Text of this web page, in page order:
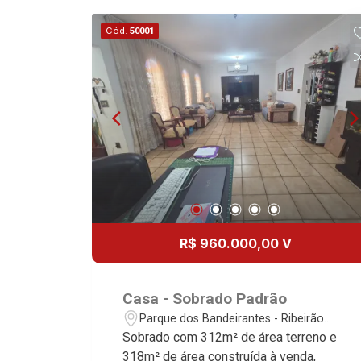
Cód. 50001
R$ 960.000,00 V
Casa - Sobrado Padrão
Parque dos Bandeirantes - Ribeirão
Preto/SP
Sobrado com 312m² de área terreno e
318m² de área construída à venda,